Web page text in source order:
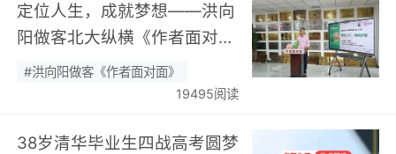
定位人生，成就梦想——洪向
阳做客北大纵横《作者面对
面》开展职业规划专题分享…
#洪向阳做客《作者面对面》
19495阅读
38岁清华毕业生四战高考圆梦